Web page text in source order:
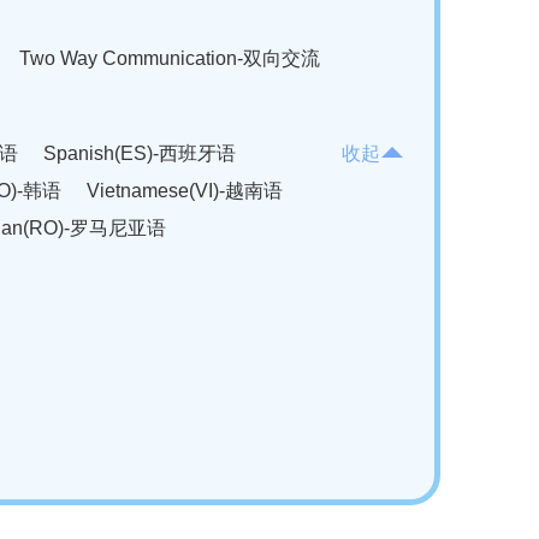
Two Way Communication-双向交流
Spanish(ES)-西班牙语
韩语
Vietnamese(VI)-越南语
罗马尼亚语
收起